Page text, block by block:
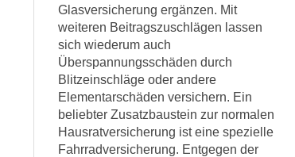
Glasversicherung ergänzen. Mit
weiteren Beitragszuschlägen lassen
sich wiederum auch
Überspannungsschäden durch
Blitzeinschläge oder andere
Elementarschäden versichern. Ein
beliebter Zusatzbaustein zur normalen
Hausratversicherung ist eine spezielle
Fahrradversicherung. Entgegen der